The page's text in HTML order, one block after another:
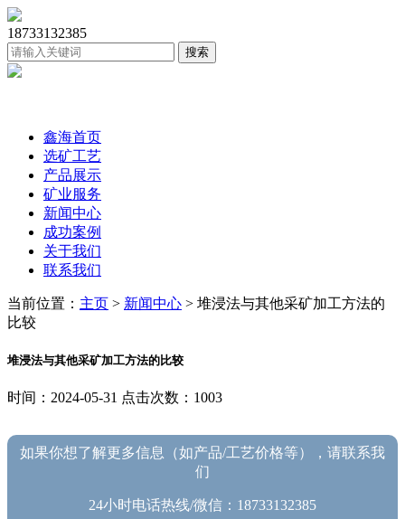
18733132385
鑫海首页
选矿工艺
产品展示
矿业服务
新闻中心
成功案例
关于我们
联系我们
当前位置： 主页 > 新闻中心 > 堆浸法与其他采矿加工方法的
比较
堆浸法与其他采矿加工方法的比较
时间：2024-05-31 点击次数：1003
如果你想了解更多信息（如产品/工艺价格等），请联系我
们
24小时电话热线/微信：18733132385